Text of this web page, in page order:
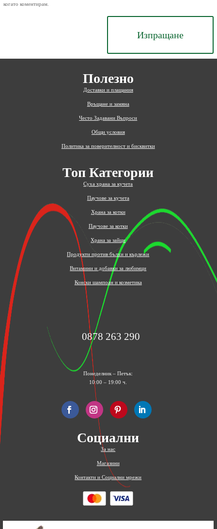
когато коментирам.
Изпращане
Полезно
Доставки и плащания
Връщане и замяна
Често Задавани Въпроси
Общи условия
Политика за поверителност и бисквитки
Топ Категории
Суха храна за кучета
Паучове за кучета
Храна за котки
Паучове за котки
Храна за зайци
Продукти против бълхи и кърлежи
Витамини и добавки за любимци
Конски шампоан и козметика
0878 263 290
Понеделник – Петък:
10:00 – 19:00 ч.
Социални
За нас
Магазини
Контакти и Социални мрежи